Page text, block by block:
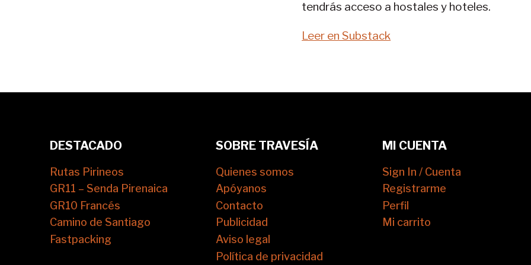
tendrás acceso a hostales y hoteles.
Leer en Substack
DESTACADO
Rutas Pirineos
GR11 – Senda Pirenaica
GR10 Francés
Camino de Santiago
Fastpacking
SOBRE TRAVESÍA
Quienes somos
Apóyanos
Contacto
Publicidad
Aviso legal
Política de privacidad
MI CUENTA
Sign In / Cuenta
Registrarme
Perfil
Mi carrito